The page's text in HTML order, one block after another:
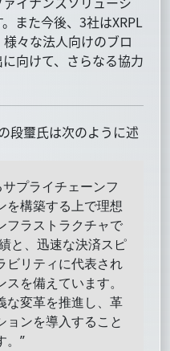
また今後、3社はXRPL
々な法人向けのブロ
向けて、さらなる協力
段璽氏は次のように述
プライチェーンフ
を構築する上で理想
フラストラクチャで
と、迅速な決済スピ
ビリティに代表され
を備えています。
な変革を推進し、革
ョンを導入すること
。”